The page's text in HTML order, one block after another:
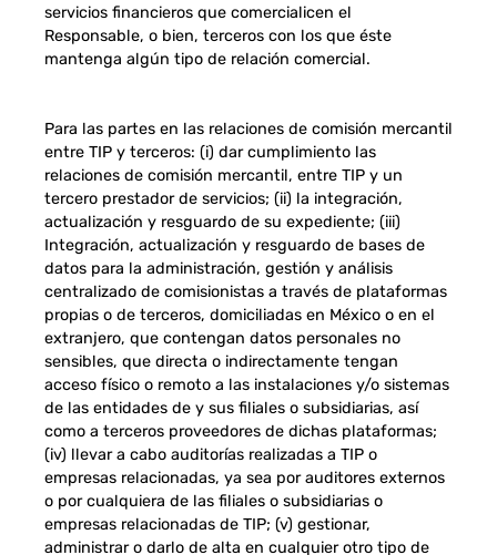
servicios financieros que comercialicen el
Responsable, o bien, terceros con los que éste
mantenga algún tipo de relación comercial.
Para las partes en las relaciones de comisión mercantil
entre TIP y terceros: (i) dar cumplimiento las
relaciones de comisión mercantil, entre TIP y un
tercero prestador de servicios; (ii) la integración,
actualización y resguardo de su expediente; (iii)
Integración, actualización y resguardo de bases de
datos para la administración, gestión y análisis
centralizado de comisionistas a través de plataformas
propias o de terceros, domiciliadas en México o en el
extranjero, que contengan datos personales no
sensibles, que directa o indirectamente tengan
acceso físico o remoto a las instalaciones y/o sistemas
de las entidades de y sus filiales o subsidiarias, así
como a terceros proveedores de dichas plataformas;
(iv) llevar a cabo auditorías realizadas a TIP o
empresas relacionadas, ya sea por auditores externos
o por cualquiera de las filiales o subsidiarias o
empresas relacionadas de TIP; (v) gestionar,
administrar o darlo de alta en cualquier otro tipo de